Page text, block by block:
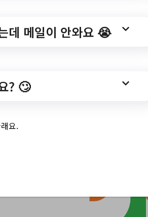
데 메일이 안와요 😭
? 🙄
요.